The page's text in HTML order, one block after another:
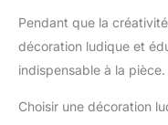
Pendant que la
décoration ludique et
indispensable à la pièce.
Choisir une décoration